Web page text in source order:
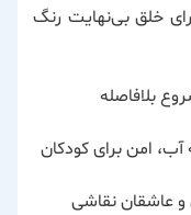
برای خلق بی‌نهایت رنگ
بلافاصله
امن برای کودکان
و عاشقان نقاشی